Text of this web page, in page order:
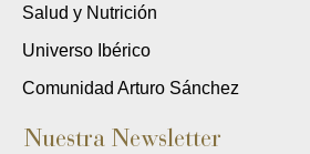
Salud y Nutrición
Universo Ibérico
Comunidad Arturo Sánchez
Nuestra Newsletter